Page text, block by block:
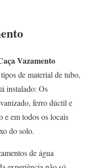
Vazamento
de material de tubo,
instalado: Os
ferro dúctil e
e em todos os locais
do solo.
de água